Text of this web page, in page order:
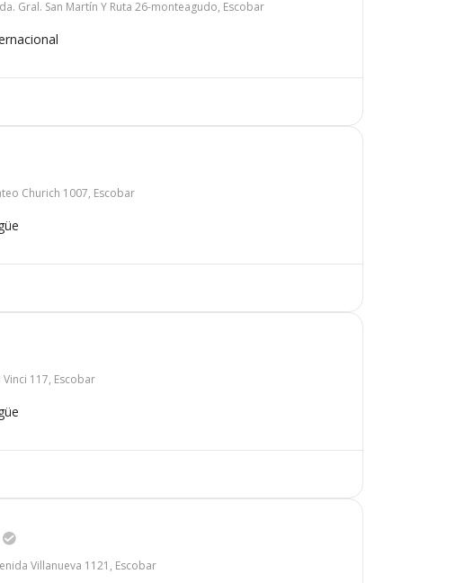
Gral. San Martín Y Ruta 26-monteagudo, Escobar
Churich 1007, Escobar
Vinci 117, Escobar
Villanueva 1121, Escobar